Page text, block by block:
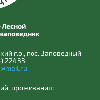
г.о., пос. Заповедный
22433
проживания: